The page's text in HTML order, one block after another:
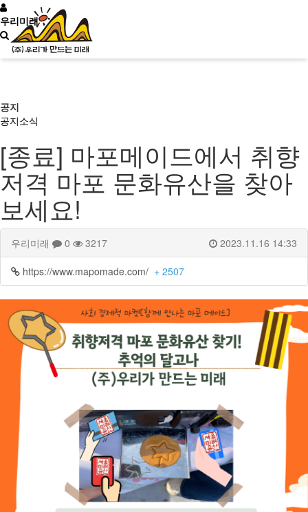
우리미래
사이트맵
소개
문화유산활용
교육
사회서비스
공지/소식
진행 프로그램
공지
공지소식
[종료] 마포메이드에서 취향
저격 마포 문화유산을 찾아
보세요!
우리미래 0 3217 2023.11.16 14:33
https://www.mapomade.com/ + 2507